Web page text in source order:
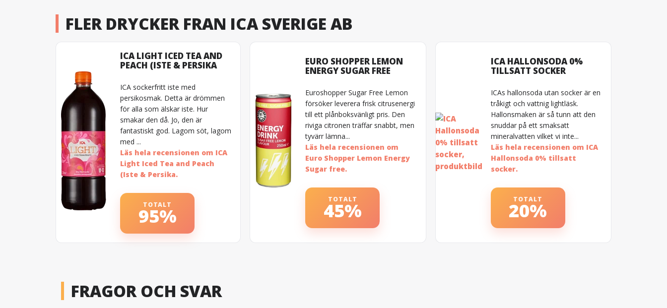
FLER DRYCKER FRAN ICA SVERIGE AB
ICA LIGHT ICED TEA AND
PEACH (ISTE & PERSIKA
ICA sockerfritt iste med
persikosmak. Detta är drömmen
för alla som älskar iste. Hur
smakar den då. Jo, den är
fantastiskt god. Lagom söt, lagom
med ...
Läs hela recensionen om ICA
Light Iced Tea and Peach
(Iste & Persika.
TOTALT
95%
EURO SHOPPER LEMON
ENERGY SUGAR FREE
Euroshopper Sugar Free Lemon
försöker leverera frisk citrusenergi
till ett plånboksvänligt pris. Den
riviga citronen träffar snabbt, men
tyvärr lämna...
Läs hela recensionen om
Euro Shopper Lemon Energy
Sugar free.
TOTALT
45%
ICA HALLONSODA 0%
TILLSATT SOCKER
ICAs hallonsoda utan socker är en
tråkigt och vattnig lightläsk.
Hallonsmaken är så tunn att den
snuddar på ett smaksatt
mineralvatten vilket vi inte...
Läs hela recensionen om ICA
Hallonsoda 0% tillsatt
socker.
TOTALT
20%
FRAGOR OCH SVAR